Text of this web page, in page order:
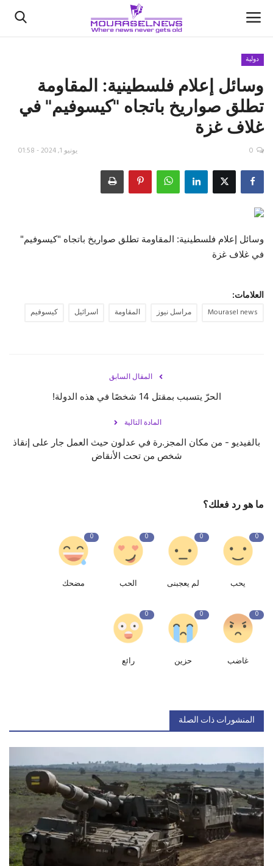
الأخبار
كتّابنا
السعودية
اقتصاد
علوم وتكنولوجيا
رياضة
حياة
دولية
وسائل إعلام فلسطينية: المقاومة
تطلق صواريخ باتجاه "كيسوفيم" في
غلاف غزة
يونيو 1, 2024 - 01:58 0
وسائل إعلام فلسطينية: المقاومة تطلق صواريخ باتجاه "كيسوفيم"
في غلاف غزة
العلامات:
Mourasel news مراسل نيوز المقاومة اسرائيل كيسوفيم
المقال السابق
الحرّ يتسبب بمقتل 14 شخصًا في هذه الدولة!
المادة التالية
بالفيديو - من مكان المجز.رة في عدلون حيث العمل جار على إنقاذ
شخص من تحت الأنقاض
ما هو رد فعلك؟
0
يحب
0
لم يعجبنى
0
الحب
0
مضحك
0
غاضب
0
حزين
0
رائع
المنشورات ذات الصلة